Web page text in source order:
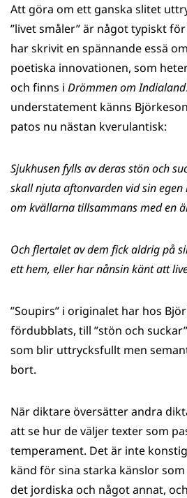
Att göra om ett ganska slitet
”livet småler” är något typiskt
har skrivit en spännande essä
poetiska innovationen, som
och finns i Drömmen om Indialand
understatement känns
patos nu nästan kverulantisk:
Sjukhusen fylls av deras stön och
skall njuta aftonvarden vid sin egen
om kvällarna tillsammans med en
Och flertalet av dem fick aldrig på
ett hem, eller har nånsin känt att
”Soupirs” i originalet har hos
fördubblats, till ”stön och
som blir uttrycksfullt men
bort.
När diktare översätter andra
att se hur de väljer texter som
temperament. Det är inte
känd för sina starka känslor
det jordiska och något annat,